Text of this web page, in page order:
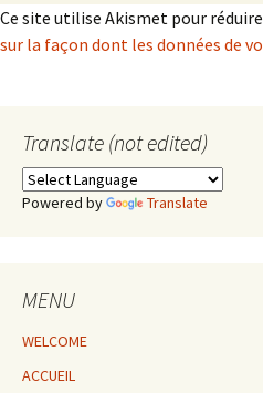
Ce site utilise Akismet pour
sur la façon dont les données de
Translate (not edited)
Powered by Translate
MENU
WELCOME
ACCUEIL